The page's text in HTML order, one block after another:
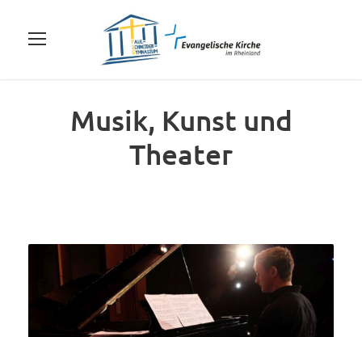
Musik, Kunst und
Theater